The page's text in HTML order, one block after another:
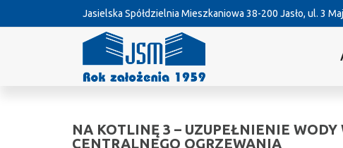
Jasielska Spółdzielnia Mieszkaniowa 38-200 Jasło, ul. 3
NA KOTLINĘ 3 – UZUPEŁNIENIE WODY
CENTRALNEGO OGRZEWANIA